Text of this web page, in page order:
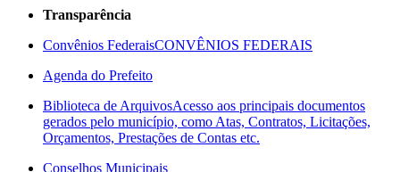
Transparência
Convênios FederaisCONVÊNIOS FEDERAIS
Agenda do Prefeito
Biblioteca de ArquivosAcesso aos principais documentos
gerados pelo município, como Atas, Contratos, Licitações,
Orçamentos, Prestações de Contas etc.
Conselhos Municipais